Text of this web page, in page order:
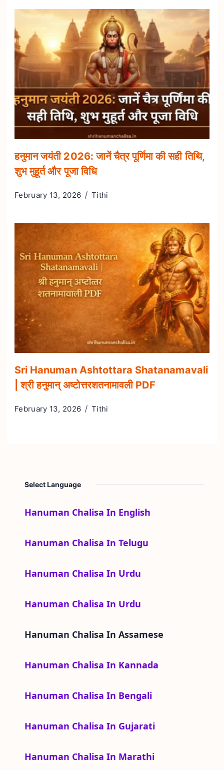
हनुमान जयंती 2026: जानें चैत्र पूर्णिमा की सही तिथि,
शुभ मुहूर्त और पूजा विधि
February 13, 2026 Tithi
Sri Hanuman Ashtottara Shatanamavali
| श्री हनुमान् अष्टोत्तरशतनामावली PDF
February 13, 2026 Tithi
Select Language
Hanuman Chalisa In English
Hanuman Chalisa In Telugu
Hanuman Chalisa In Urdu
Hanuman Chalisa In Urdu
Hanuman Chalisa In Assamese
Hanuman Chalisa In Kannada
Hanuman Chalisa In Bengali
Hanuman Chalisa In Gujarati
Hanuman Chalisa In Marathi